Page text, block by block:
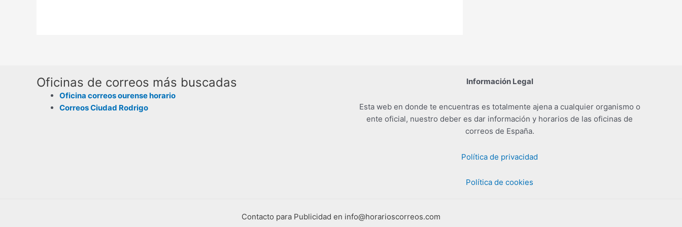
Oficinas de correos más buscadas
Oficina correos ourense horario
Correos Ciudad Rodrigo
Información Legal
Esta web en donde te encuentras es totalmente ajena a cualquier organismo o
ente oficial, nuestro deber es dar información y horarios de las oficinas de
correos de España.
Política de privacidad
Política de cookies
Contacto para Publicidad en info@horarioscorreos.com